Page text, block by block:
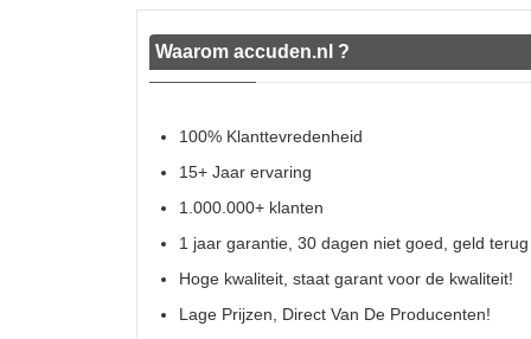
Waarom accuden.nl ?
100% Klanttevredenheid
15+ Jaar ervaring
1.000.000+ klanten
1 jaar garantie, 30 dagen niet goed, geld
Hoge kwaliteit, staat garant voor de kwaliteit!
Lage Prijzen, Direct Van De Producenten!